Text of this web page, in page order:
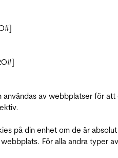
av webbplatser för att
på din enhet om de är absolut
För alla andra typer av